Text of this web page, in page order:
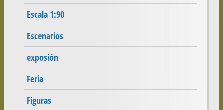
Escala 1:90
Escenarios
exposión
Feria
Figuras